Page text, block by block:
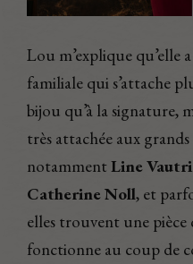
Lou m’explique qu’elle
familiale qui s’attache
bijou qu’à la signature,
très attachée aux
notammentLine
Catherine Noll, et
elles trouvent une
fonctionne au coup de